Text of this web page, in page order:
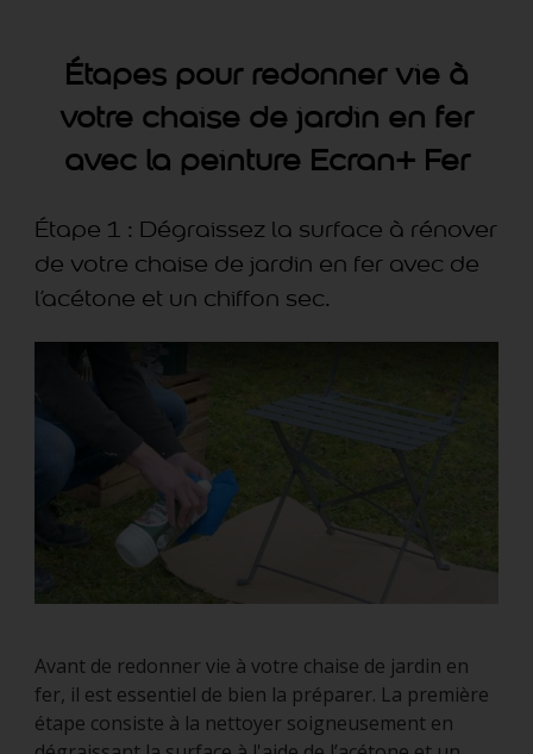
Étapes pour redonner vie à
votre chaise de jardin en fer
avec la peinture Ecran+ Fer
Étape 1 : Dégraissez la surface à rénover
de votre chaise de jardin en fer avec de
l’acétone et un chiffon sec.
Avant de redonner vie à votre chaise de jardin en
fer, il est essentiel de bien la préparer. La première
étape consiste à la nettoyer soigneusement en